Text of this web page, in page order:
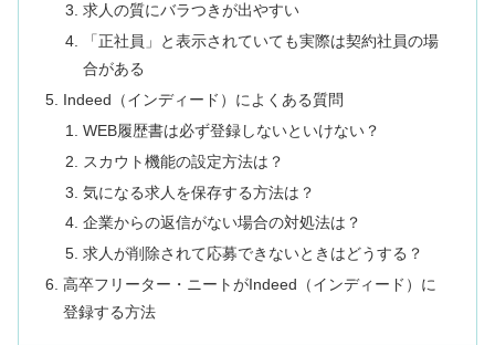
求人の質にバラつきが出やすい
「正社員」と表示されていても実際は契約社員の場
合がある
Indeed（インディード）によくある質問
WEB履歴書は必ず登録しないといけない？
スカウト機能の設定方法は？
気になる求人を保存する方法は？
企業からの返信がない場合の対処法は？
求人が削除されて応募できないときはどうする？
高卒フリーター・ニートがIndeed（インディード）に
登録する方法